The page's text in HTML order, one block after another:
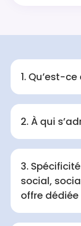
1. Qu’est-
2. À qui
3.
social,
offre dédiée